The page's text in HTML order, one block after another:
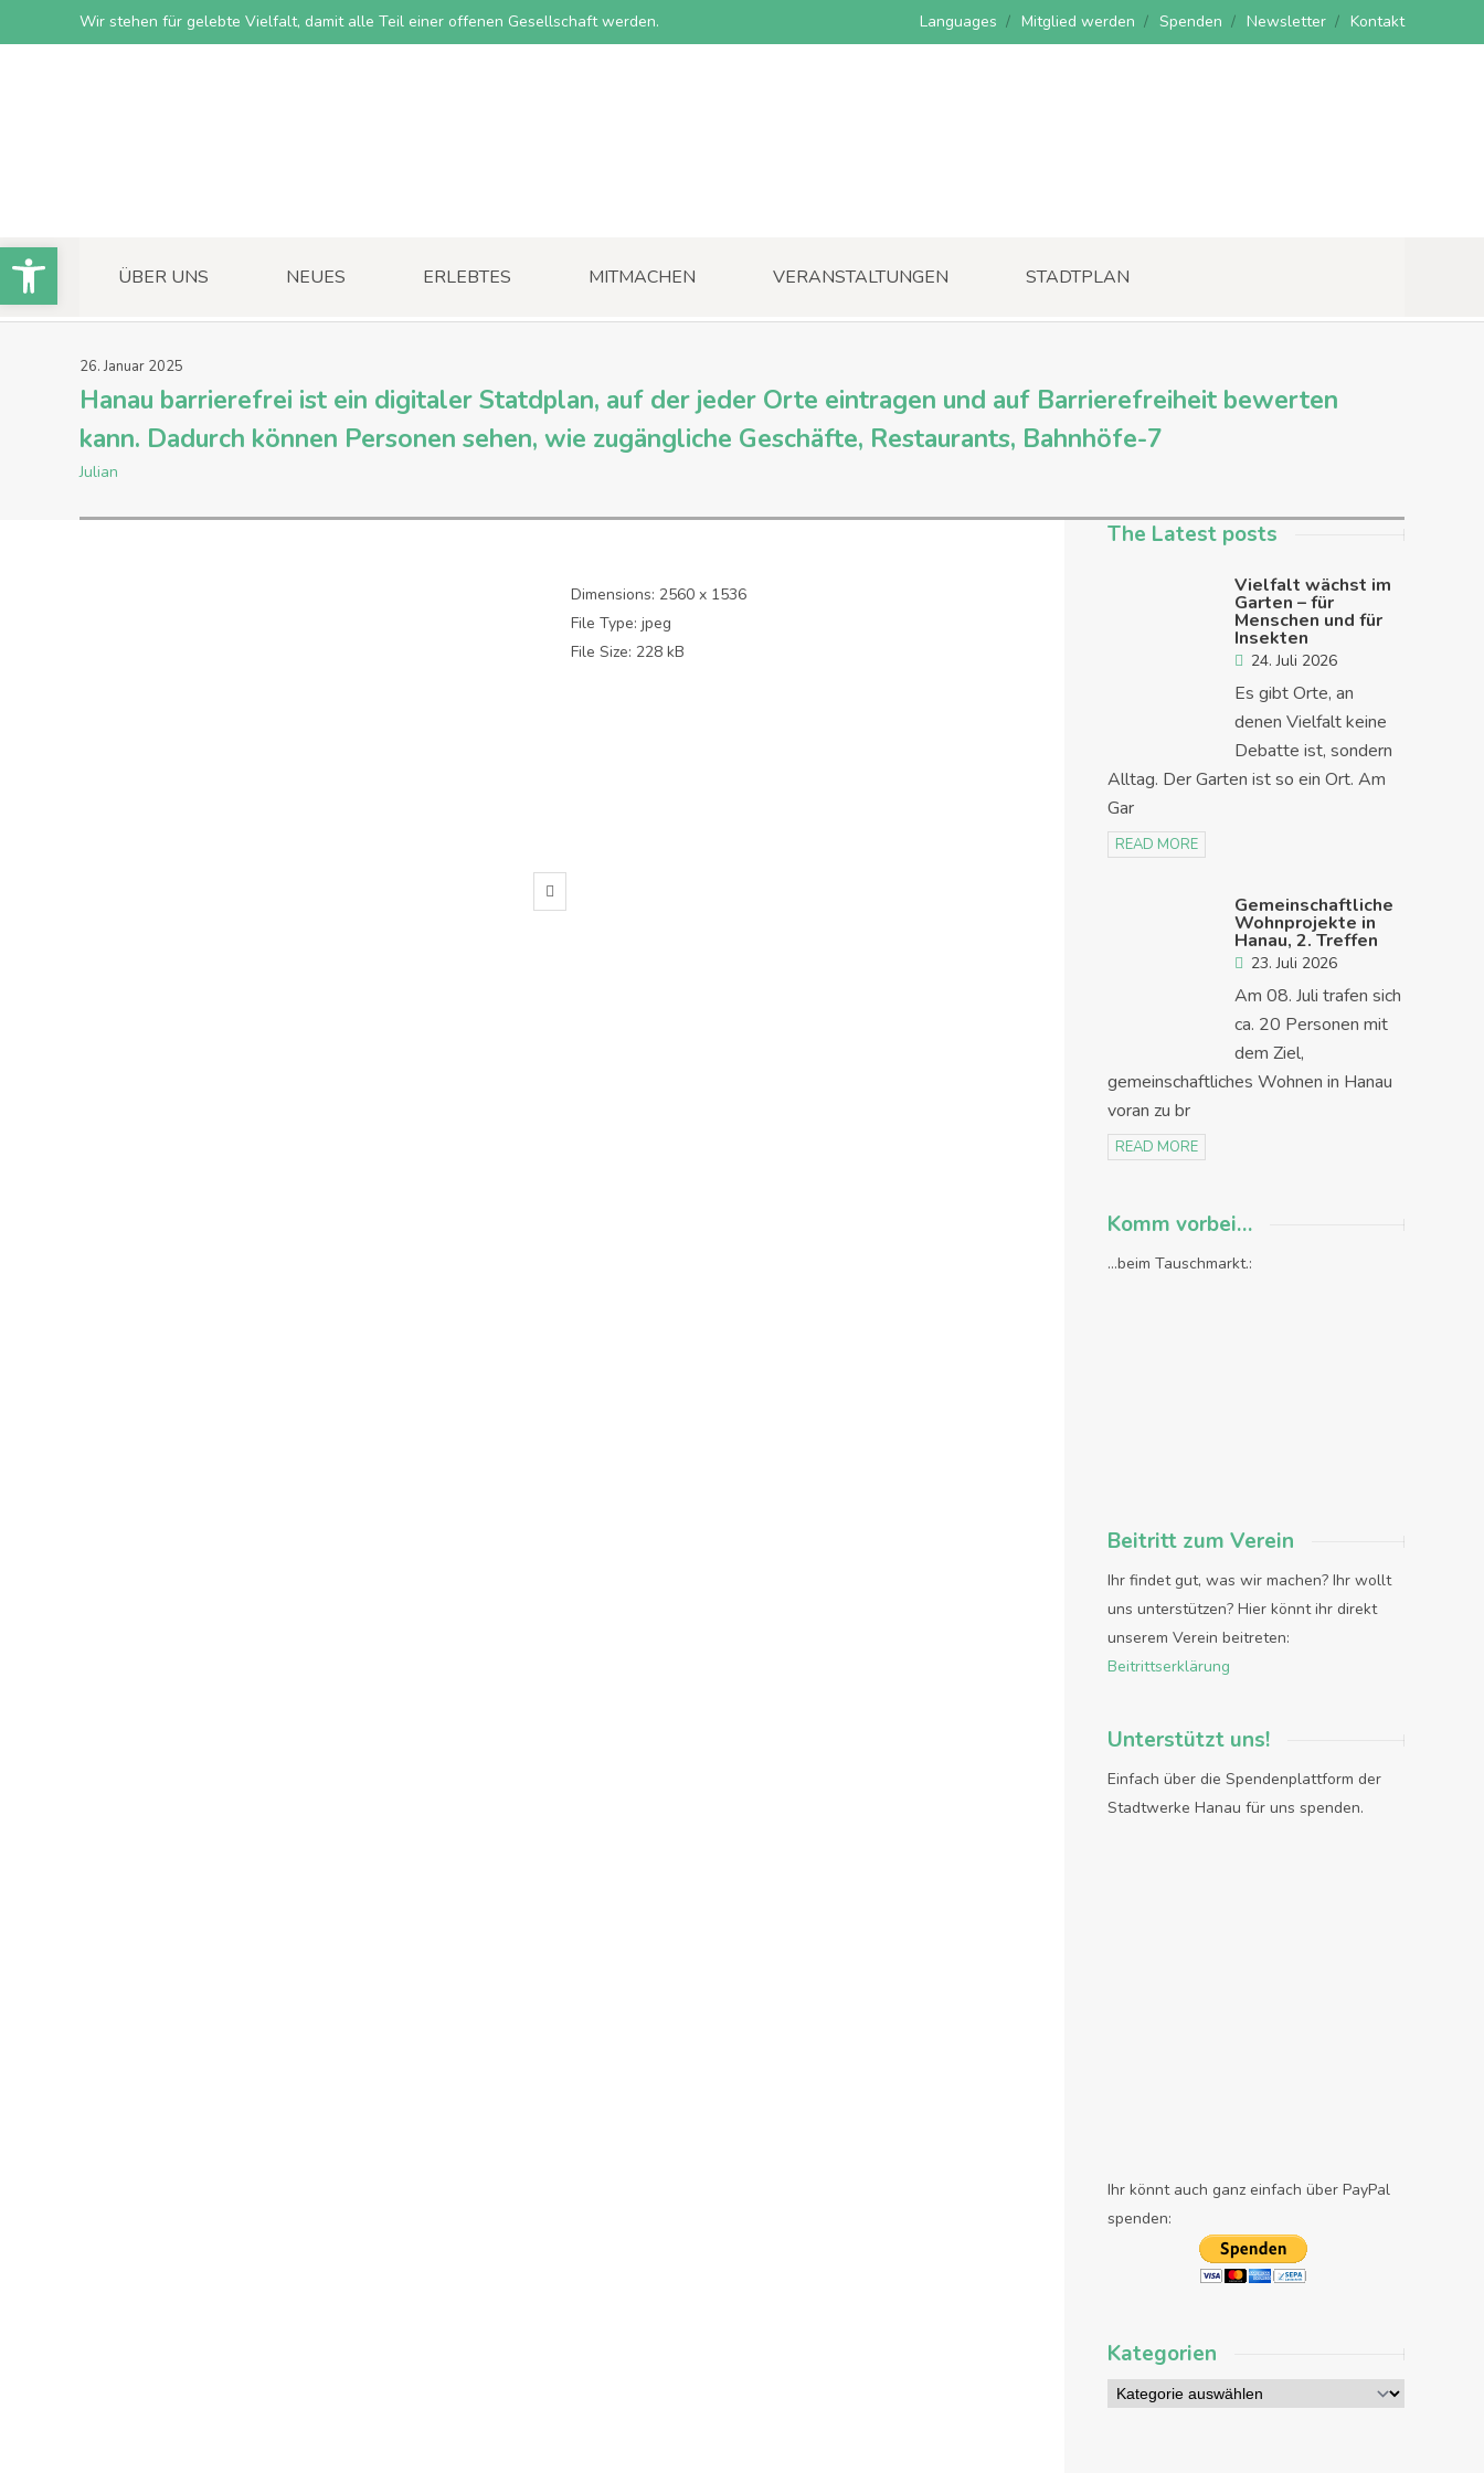
Wir stehen für gelebte Vielfalt, damit alle Teil einer offenen Gesellschaft werden. Languages Mitglied werden Spenden Newsletter Kontakt
ÜBER UNS NEUES ERLEBTES MITMACHEN VERANSTALTUNGEN STADTPLAN
26. Januar 2025
Hanau barrierefrei ist ein digitaler Statdplan, auf der jeder Orte eintragen und auf Barrierefreiheit bewerten
kann. Dadurch können Personen sehen, wie zugängliche Geschäfte, Restaurants, Bahnhöfe-7
Julian
Dimensions: 2560 x 1536
File Type: jpeg
File Size: 228 kB
The Latest posts
Vielfalt wächst im
Garten – für
Menschen und für
Insekten
24. Juli 2026
Es gibt Orte, an
denen Vielfalt keine
Debatte ist, sondern
Alltag. Der Garten ist so ein Ort. Am
Gar
READ MORE
Gemeinschaftliche
Wohnprojekte in
Hanau, 2. Treffen
23. Juli 2026
Am 08. Juli trafen sich
ca. 20 Personen mit
dem Ziel,
gemeinschaftliches Wohnen in Hanau
voran zu br
READ MORE
Komm vorbei…
...beim Tauschmarkt.:
Beitritt zum Verein
Ihr findet gut, was wir machen? Ihr wollt
uns unterstützen? Hier könnt ihr direkt
unserem Verein beitreten:
Beitrittserklärung
Unterstützt uns!
Einfach über die Spendenplattform der
Stadtwerke Hanau für uns spenden.
Ihr könnt auch ganz einfach über PayPal
spenden:
Kategorien
Open toolbar